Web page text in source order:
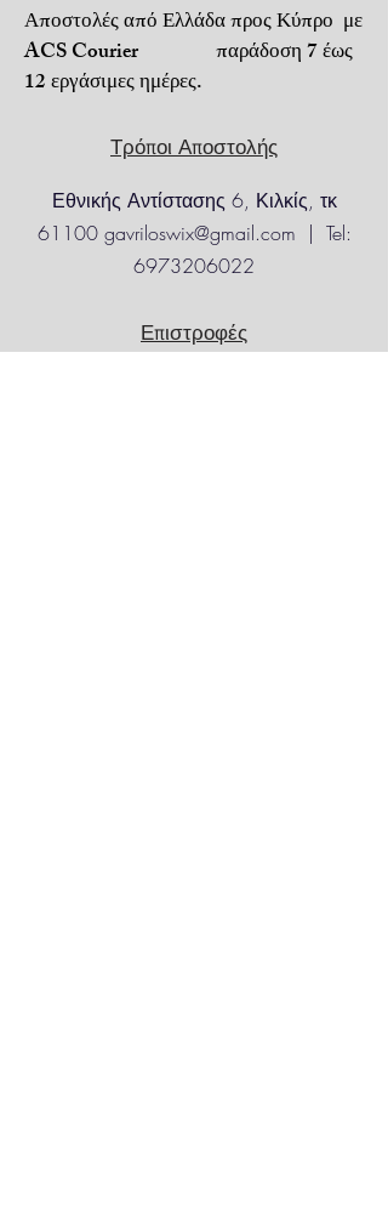
Πληρωμή με αντικαταβολή ή
PayPal ή κατάθεση σε
τραπεζικό λογαριασμό.
Για απομακρυσμένες
δυσπρόσιτες περιοχές,
ισχύουν προσαυξημένα έξοδα
αποστολής.
Αποστολές από Ελλάδα προς Κύπρο με
ACS Courier παράδοση 7 έως
12 εργάσιμες ημέρες.
Τρόποι Αποστολής
Εθνικής Αντίστασης 6, Κιλκίς, τκ
61100 gavriloswix@gmail.com | Tel:
6973206022
Επιστροφές